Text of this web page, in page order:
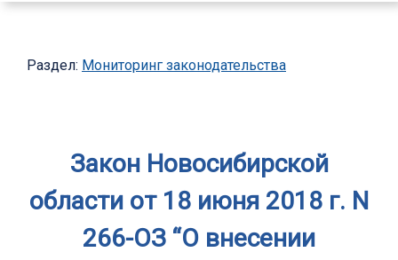
Раздел: Мониторинг законодательства
Закон Новосибирской
области от 18 июня 2018 г. N
266-ОЗ “О внесении